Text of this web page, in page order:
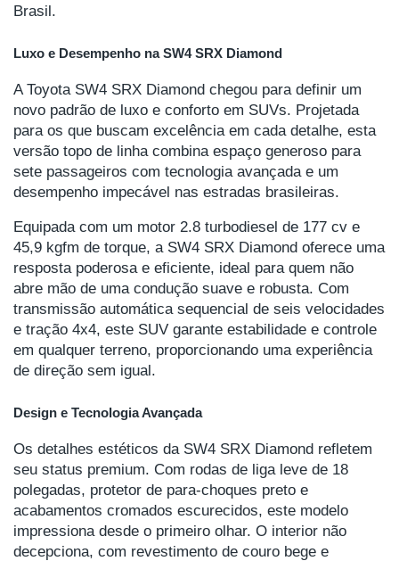
Brasil.
Luxo e Desempenho na SW4 SRX Diamond
A Toyota SW4 SRX Diamond chegou para definir um
novo padrão de luxo e conforto em SUVs. Projetada
para os que buscam excelência em cada detalhe, esta
versão topo de linha combina espaço generoso para
sete passageiros com tecnologia avançada e um
desempenho impecável nas estradas brasileiras.
Equipada com um motor 2.8 turbodiesel de 177 cv e
45,9 kgfm de torque, a SW4 SRX Diamond oferece uma
resposta poderosa e eficiente, ideal para quem não
abre mão de uma condução suave e robusta. Com
transmissão automática sequencial de seis velocidades
e tração 4x4, este SUV garante estabilidade e controle
em qualquer terreno, proporcionando uma experiência
de direção sem igual.
Design e Tecnologia Avançada
Os detalhes estéticos da SW4 SRX Diamond refletem
seu status premium. Com rodas de liga leve de 18
polegadas, protetor de para-choques preto e
acabamentos cromados escurecidos, este modelo
impressiona desde o primeiro olhar. O interior não
decepciona, com revestimento de couro bege e